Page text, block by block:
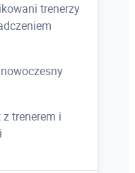
odnośniki
plików, import i
trenerzy
trenerem i